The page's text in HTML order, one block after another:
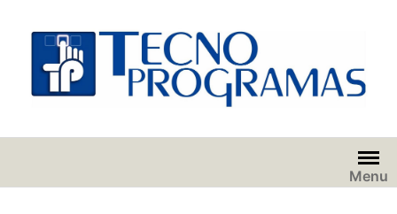
contenido
Menu